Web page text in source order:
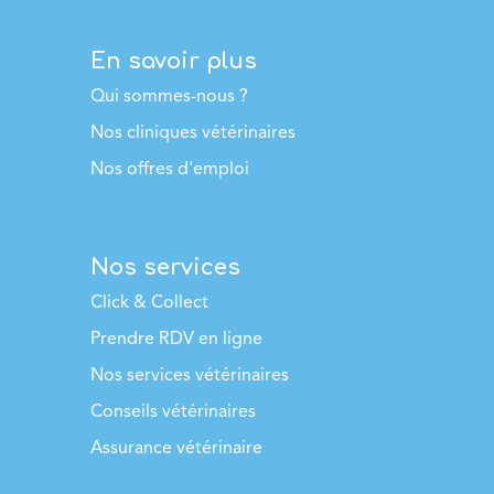
En savoir plus
Qui sommes-nous ?
Nos cliniques vétérinaires
Nos offres d'emploi
Nos services
Click & Collect
Prendre RDV en ligne
Nos services vétérinaires
Conseils vétérinaires
Assurance vétérinaire